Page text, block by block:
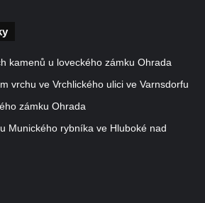
kamenů u loveckého zámku Ohrada
vrchu ve Vrchlického ulici ve Varnsdorfu
zámku Ohrada
Munického rybníka ve Hluboké nad